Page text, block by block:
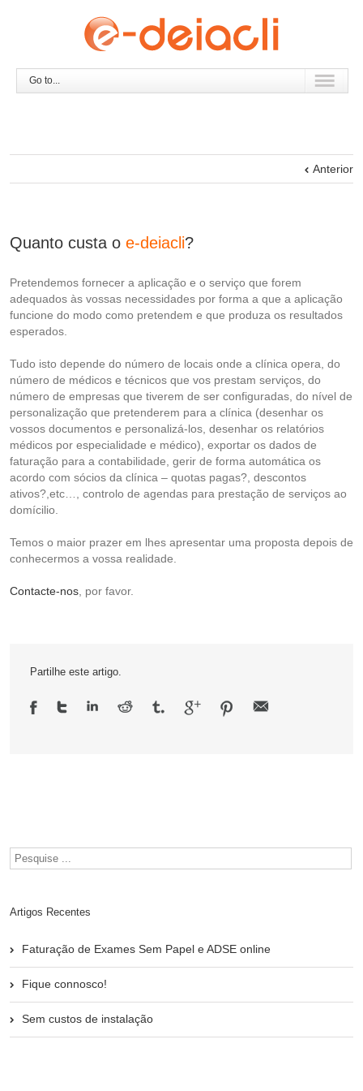
Go to...
Anterior
Quanto custa o e-deiacli?
Pretendemos fornecer a aplicação e o serviço que forem
adequados às vossas necessidades por forma a que a aplicação
funcione do modo como pretendem e que produza os resultados
esperados.
Tudo isto depende do número de locais onde a clínica opera, do
número de médicos e técnicos que vos prestam serviços, do
número de empresas que tiverem de ser configuradas, do nível de
personalização que pretenderem para a clínica (desenhar os
vossos documentos e personalizá-los, desenhar os relatórios
médicos por especialidade e médico), exportar os dados de
faturação para a contabilidade, gerir de forma automática os
acordo com sócios da clínica – quotas pagas?, descontos
ativos?,etc…, controlo de agendas para prestação de serviços ao
domícilio.
Temos o maior prazer em lhes apresentar uma proposta depois de
conhecermos a vossa realidade.
Contacte-nos , por favor.
Partilhe este artigo.
Artigos Recentes
Faturação de Exames Sem Papel e ADSE online
Fique connosco!
Sem custos de instalação